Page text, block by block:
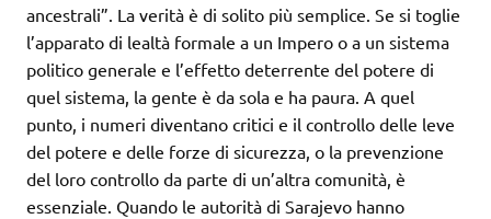
ancestrali”. La verità è di solito più semplice. Se si toglie
l’apparato di lealtà formale a un Impero o a un sistema
politico generale e l’effetto deterrente del potere di
quel sistema, la gente è da sola e ha paura. A quel
punto, i numeri diventano critici e il controllo delle leve
del potere e delle forze di sicurezza, o la prevenzione
del loro controllo da parte di un’altra comunità, è
essenziale. Quando le autorità di Sarajevo hanno